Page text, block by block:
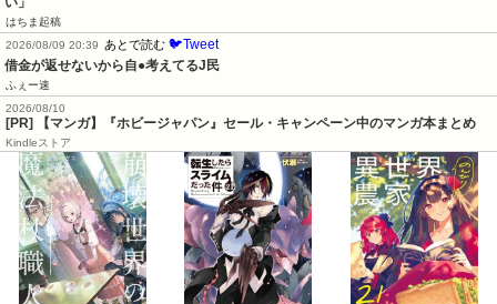
はちま起稿
2026/08/09 20:39
あとで読む 🐦Tweet
借金が返せないから自●考えてるJ民
ふぇー速
2026/08/10
[PR] 【マンガ】『ホビージャパン』セール・キャンペーン中のマンガ本まとめ
Kindleストア